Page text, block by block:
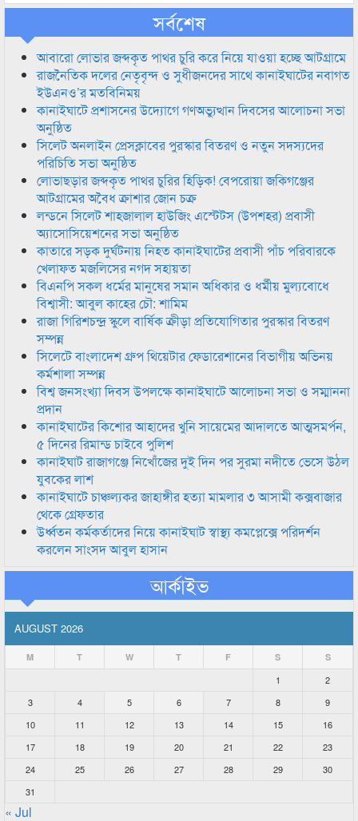
সর্বশেষ
আবারো লোভার জব্দকৃত পাথর চুরি করে নিয়ে যাওয়া হচ্ছে আটগ্রামে
রাজনৈতিক দলের নেতৃবৃন্দ ও সুধীজনদের সাথে কানাইঘাটের নবাগত
ইউএনও’র মতবিনিময়
কানাইঘাটে প্রশাসনের উদ্যোগে গণঅভ্যুত্থান দিবসের আলোচনা সভা
অনুষ্ঠিত
সিলেট অনলাইন প্রেসক্লাবের পুরস্কার বিতরণ ও নতুন সদস্যদের
পরিচিতি সভা অনুষ্ঠিত
লোভাছড়ার জব্দকৃত পাথর চুরির হিড়িক! বেপরোয়া জকিগঞ্জের
আটগ্রামের অবৈধ ক্রাশার জোন চক্র
লন্ডনে সিলেট শাহজালাল হাউজিং এস্টেটস (উপশহর) প্রবাসী
অ্যাসোসিয়েশনের সভা অনুষ্ঠিত
কাতারে সড়ক দুর্ঘটনায় নিহত কানাইঘাটের প্রবাসী পাঁচ পরিবারকে
খেলাফত মজলিসের নগদ সহায়তা
বিএনপি সকল ধর্মের মানুষের সমান অধিকার ও ধর্মীয় মুল্যবোধে
বিশ্বাসী: আবুল কাহের চৌ: শামিম
রাজা গিরিশচন্দ্র স্কুলে বার্ষিক ক্রীড়া প্রতিযোগিতার পুরস্কার বিতরণ
সম্পন্ন
সিলেটে বাংলাদেশ গ্রুপ থিয়েটার ফেডারেশানের বিভাগীয় অভিনয়
কর্মশালা সম্পন্ন
বিশ্ব জনসংখ্যা দিবস উপলক্ষে কানাইঘাটে আলোচনা সভা ও সম্মাননা
প্রদান
কানাইঘাটের কিশোর আহাদের খুনি সায়েমের আদালতে আত্মসমর্পন,
৫ দিনের রিমান্ড চাইবে পুলিশ
কানাইঘাট রাজাগঞ্জে নিখোঁজের দুই দিন পর সুরমা নদীতে ভেসে উঠল
যুবকের লাশ
কানাইঘাটে চাঞ্চল্যকর জাহাঙ্গীর হত্যা মামলার ৩ আসামী কক্সবাজার
থেকে গ্রেফতার
উর্ধ্বতন কর্মকর্তাদের নিয়ে কানাইঘাট স্বাস্থ্য কমপ্লেক্সে পরিদর্শন
করলেন সাংসদ আবুল হাসান
আর্কাইভ
AUGUST 2026
M T W T F S S
1
2
3
4 5 6 7 8
9
10
11 12 13 14 15
16
17
18 19 20 21 22
23
24
25 26 27 28 29
30
31
« Jul